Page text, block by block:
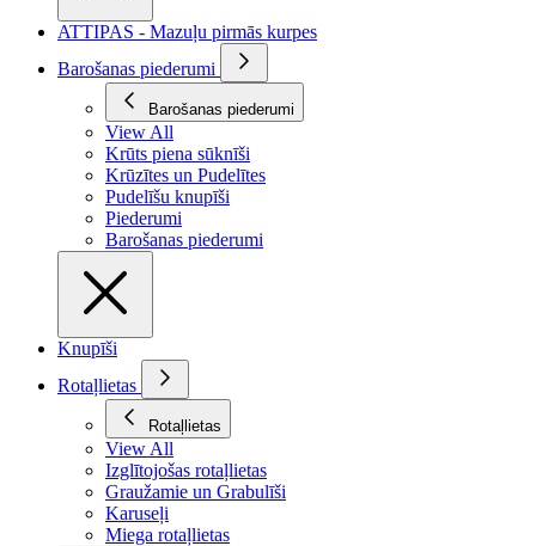
ATTIPAS - Mazuļu pirmās kurpes
Barošanas piederumi
Barošanas piederumi
View All
Krūts piena sūknīši
Krūzītes un Pudelītes
Pudelīšu knupīši
Piederumi
Barošanas piederumi
Knupīši
Rotaļlietas
Rotaļlietas
View All
Izglītojošas rotaļlietas
Graužamie un Grabulīši
Karuseļi
Miega rotaļlietas